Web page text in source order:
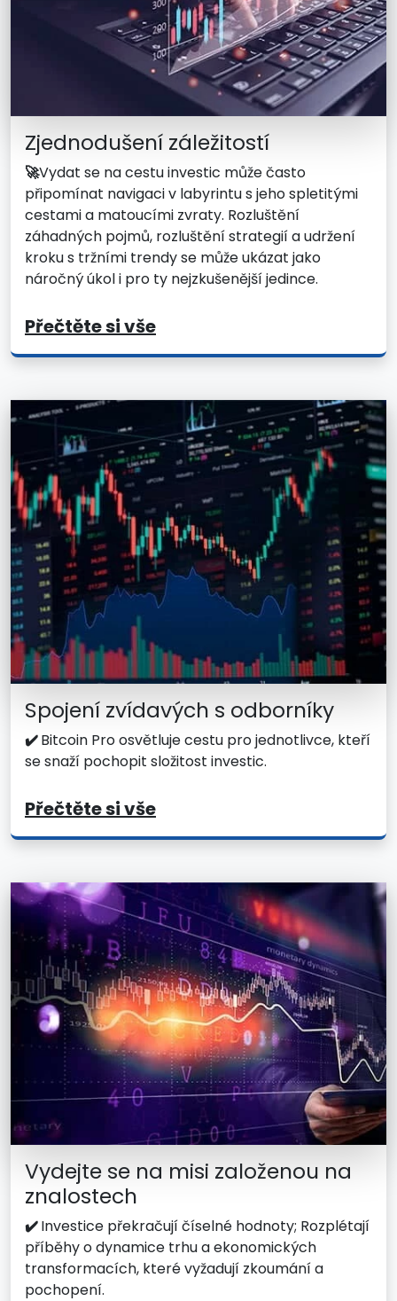
Zjednodušení záležitostí
🚀Vydat se na cestu investic může často
připomínat navigaci v labyrintu s jeho spletitými
cestami a matoucími zvraty. Rozluštění
záhadných pojmů, rozluštění strategií a udržení
kroku s tržními trendy se může ukázat jako
náročný úkol i pro ty nejzkušenější jedince.
Přečtěte si vše
Spojení zvídavých s odborníky
✔️Bitcoin Pro osvětluje cestu pro jednotlivce, kteří
se snaží pochopit složitost investic.
Přečtěte si vše
Vydejte se na misi založenou na
znalostech
✔️Investice překračují číselné hodnoty; Rozplétají
příběhy o dynamice trhu a ekonomických
transformacích, které vyžadují zkoumání a
pochopení.